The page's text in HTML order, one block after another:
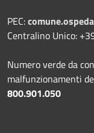
PEC:
Centralino Unico:
Numero verde da
malfunzionamenti
800.901.050